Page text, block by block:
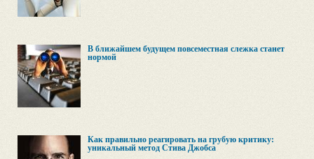
В ближайшем будущем повсеместная слежка станет
нормой
Как правильно реагировать на грубую критику:
уникальный метод Стива Джобса